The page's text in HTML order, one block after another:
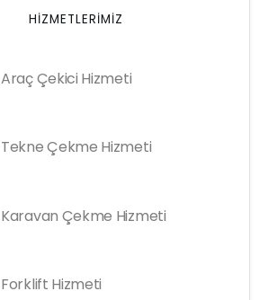
HIZMETLERIMIZ
Araç Çekici Hizmeti
Tekne Çekme Hizmeti
Karavan Çekme Hizmeti
Forklift Hizmeti